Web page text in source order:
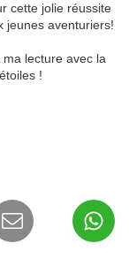
cette jolie réussite
jeunes aventuriers!
lecture avec la
!